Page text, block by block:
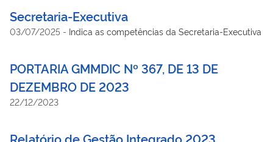
Secretaria-Executiva
03/07/2025 - Indica as competências da Secretaria-Executiva
PORTARIA GMMDIC Nº 367, DE 13 DE
DEZEMBRO DE 2023
22/12/2023
Relatório de Gestão Integrado 2023